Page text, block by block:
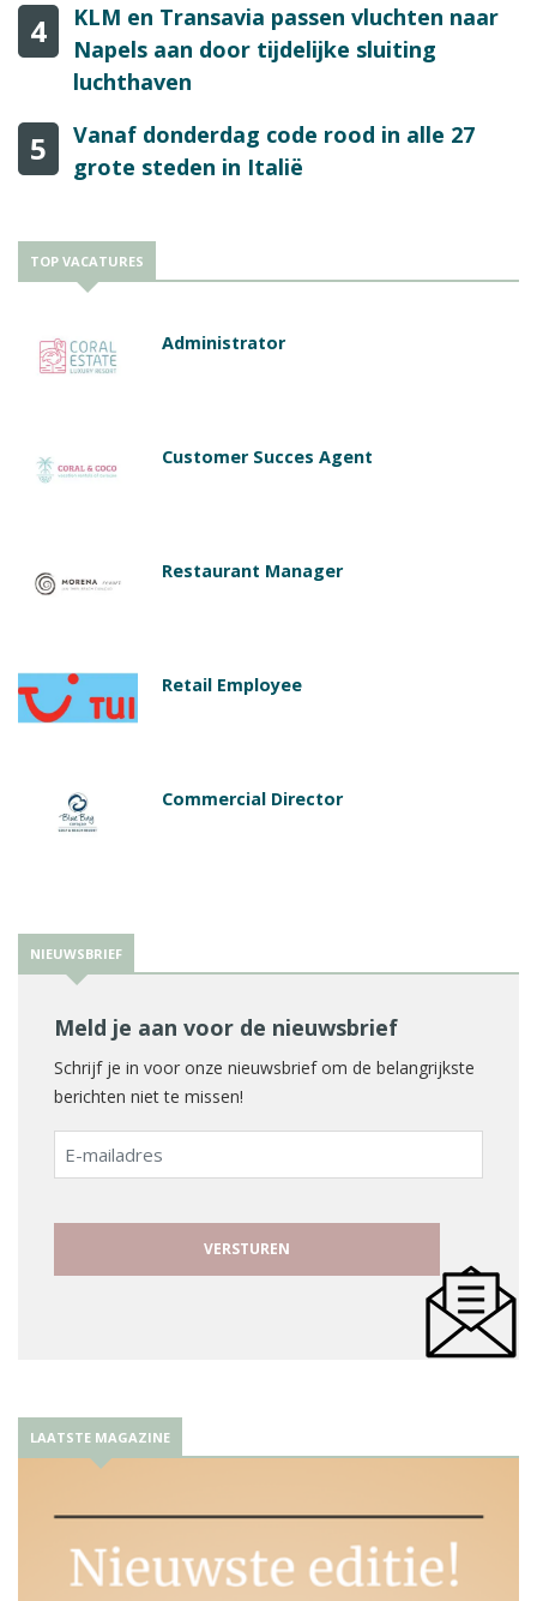
4
KLM en Transavia passen vluchten naar
Napels aan door tijdelijke sluiting
luchthaven
5
Vanaf donderdag code rood in alle 27
grote steden in Italië
TOP VACATURES
Administrator
Customer Succes Agent
Restaurant Manager
Retail Employee
Commercial Director
NIEUWSBRIEF
Meld je aan voor de nieuwsbrief
Schrijf je in voor onze nieuwsbrief om de belangrijkste
berichten niet te missen!
E-
mailadres
LAATSTE MAGAZINE